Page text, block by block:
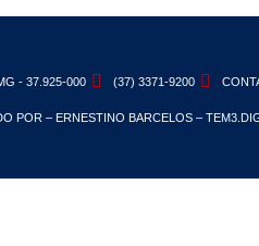
- 37.925-000 (37) 3371-9200
POR – ERNESTINO BARCELOS –